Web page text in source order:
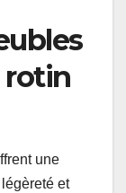
rotin
une
et